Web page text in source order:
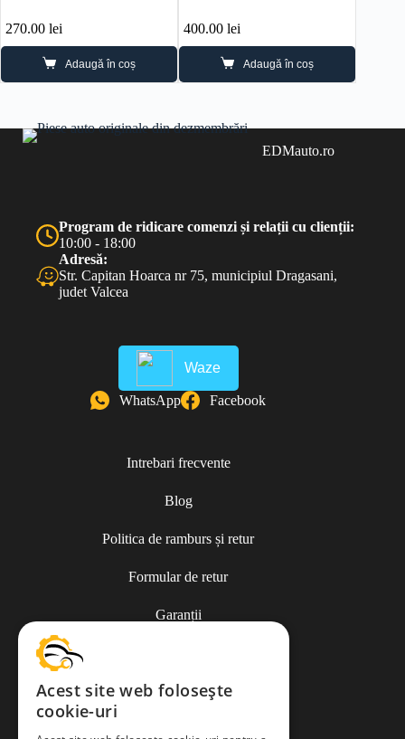
270.00 lei
Adaugă în coș
400.00lei
Adaugă în coș
EDMauto.ro
Program de ridicare comenzi și relații cu clienții:
10:00 - 18:00
Adresă:
Str. Capitan Hoarca nr 75, municipiul Dragasani,
judet Valcea
Waze
WhatsApp Facebook
Intrebari frecvente
Blog
Politica de ramburs și retur
Formular de retur
Garanții
Acest site web folosește
cookie-uri